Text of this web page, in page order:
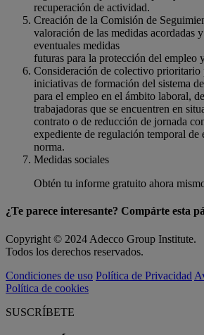
recuperación de actividad.
Creación de la Comisión de
valoración de las medidas acordadas
eventuales medidas
futuras para la protección del empleo
Consideración de colectivo prioritario
iniciativas de formación del sistema
para el empleo en el ámbito laboral,
trabajadoras que se encuentren en
contrato o de reducción de jornada
expediente de regulación temporal de
norma.
Medidas sociales
Obtén tu informe gratuito ahora
¿Te parece interesante? Compárte esta
Copyright © 2024 Adecco Group Institute.
Todos los derechos reservados.
Condiciones de uso Política de Privacidad
Política de cookies
SUSCRÍBETE